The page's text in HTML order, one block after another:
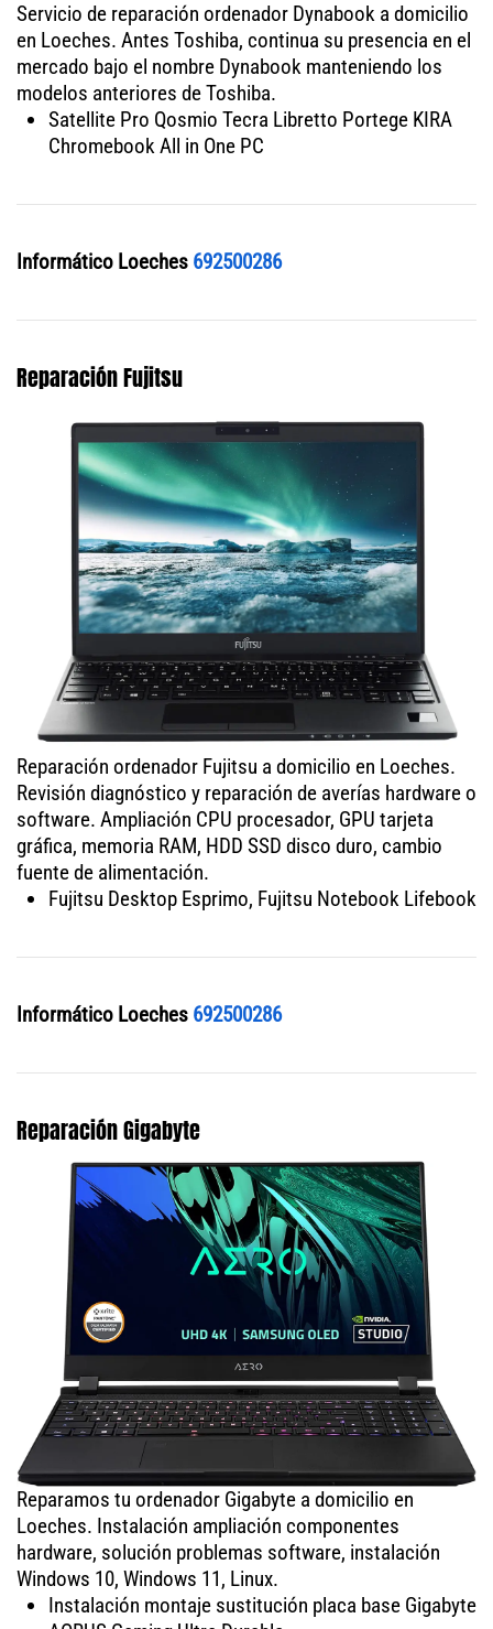
Servicio de reparación ordenador Dynabook a domicilio
en Loeches. Antes Toshiba, continua su presencia en el
mercado bajo el nombre Dynabook manteniendo los
modelos anteriores de Toshiba.
Satellite Pro Qosmio Tecra Libretto Portege KIRA
Chromebook All in One PC
Informático Loeches 692500286
Reparación Fujitsu
Reparación ordenador Fujitsu a domicilio en Loeches.
Revisión diagnóstico y reparación de averías hardware o
software. Ampliación CPU procesador, GPU tarjeta
gráfica, memoria RAM, HDD SSD disco duro, cambio
fuente de alimentación.
Fujitsu Desktop Esprimo, Fujitsu Notebook Lifebook
Informático Loeches 692500286
Reparación Gigabyte
Reparamos tu ordenador Gigabyte a domicilio en
Loeches. Instalación ampliación componentes
hardware, solución problemas software, instalación
Windows 10, Windows 11, Linux.
Instalación montaje sustitución placa base Gigabyte